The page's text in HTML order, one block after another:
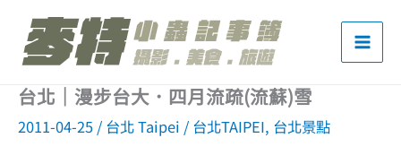
台北｜漫步台大．四月流疏(流蘇)雪
2011-04-25 / 台北 Taipei / 台北TAIPEI, 台北景點